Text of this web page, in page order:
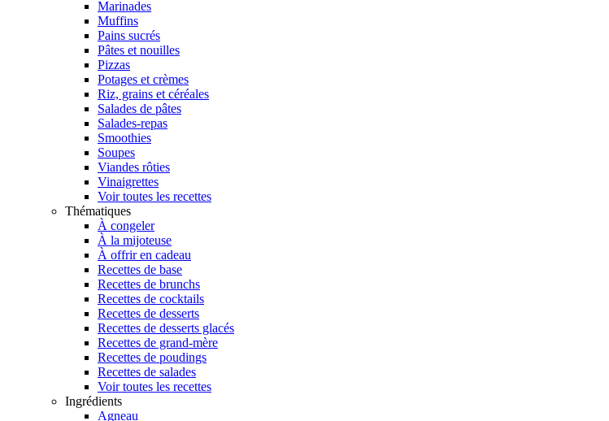
Marinades
Muffins
Pains sucrés
Pâtes et nouilles
Pizzas
Potages et crèmes
Riz, grains et céréales
Salades de pâtes
Salades-repas
Smoothies
Soupes
Viandes rôties
Vinaigrettes
Voir toutes les recettes
Thématiques
À congeler
À la mijoteuse
À offrir en cadeau
Recettes de base
Recettes de brunchs
Recettes de cocktails
Recettes de desserts
Recettes de desserts glacés
Recettes de grand-mère
Recettes de poudings
Recettes de salades
Voir toutes les recettes
Ingrédients
Agneau